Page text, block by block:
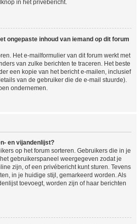
in het privébericht.
ongepaste inhoud van iemand op dit forum
Het e-mailformulier van dit forum werkt met
van zulke berichten te traceren. Het beste
een kopie van het bericht e-mailen, inclusief
van de gebruiker die de e-mail stuurde).
ondernemen.
en vijandenlijst?
op het forum sorteren. Gebruikers die in je
gebruikerspaneel weergegeven zodat je
zijn, of een privébericht kunt sturen. Tevens
in je huidige stijl, gemarkeerd worden. Als
toevoegt, worden zijn of haar berichten